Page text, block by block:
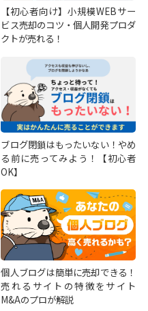
【初心者向け】小規模WEBサー
ビス売却のコツ・個人開発プロダ
クトが売れる！
ブログ閉鎖はもったいない！やめ
る前に売ってみよう！【初心者
OK】
個人ブログは簡単に売却できる！
売れるサイトの特徴をサイト
M&Aのプロが解説